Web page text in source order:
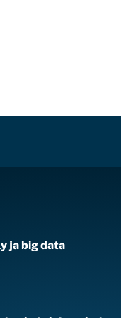
ja big data